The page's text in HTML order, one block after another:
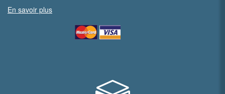
En savoir plus